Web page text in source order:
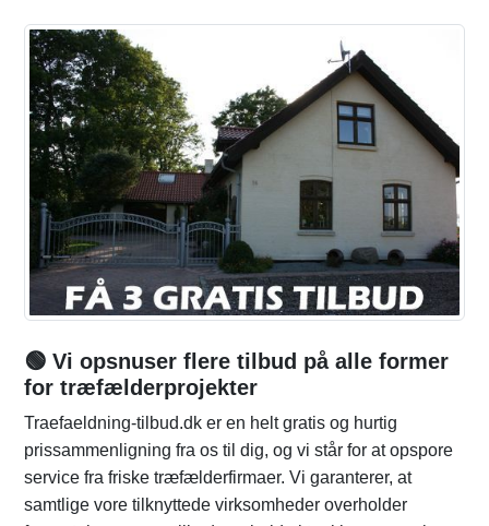
🟢 Vi opsnuser flere tilbud på alle former
for træfælderprojekter
Traefaeldning-tilbud.dk er en helt gratis og hurtig
prissammenligning fra os til dig, og vi står for at opspore
service fra friske træfælderfirmaer. Vi garanterer, at
samtlige vore tilknyttede virksomheder overholder